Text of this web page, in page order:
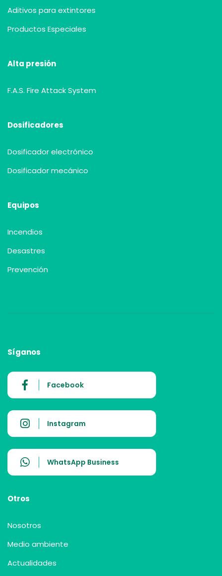
Aditivos para extintores
Productos Especiales
Alta presión
F.A.S. Fire Attack System
Dosificadores
Dosificador electrónico
Dosificador mecánico
Equipos
Incendios
Desastres
Prevención
Síganos
Facebook
Instagram
WhatsApp Business
Otros
Nosotros
Medio ambiente
Actualidades